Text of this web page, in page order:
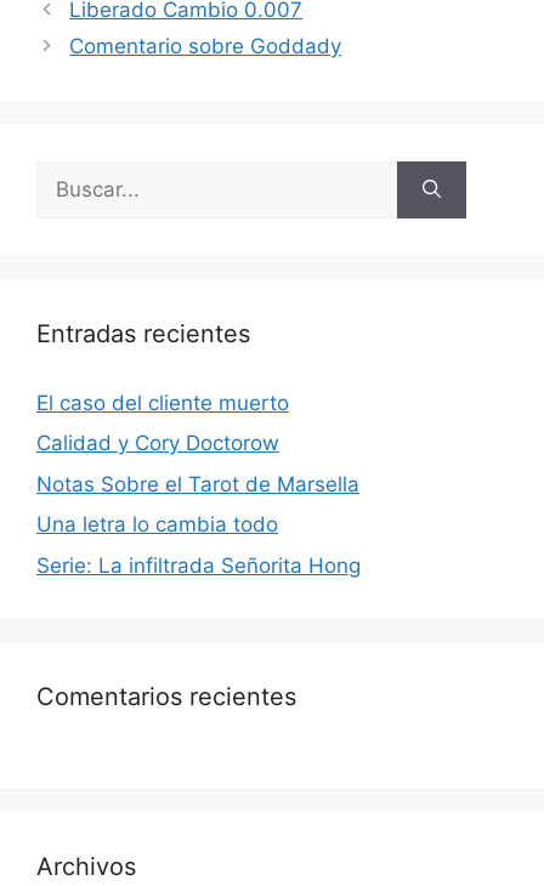
Liberado Cambio 0.007
Comentario sobre Goddady
Entradas recientes
El caso del cliente muerto
Calidad y Cory Doctorow
Notas Sobre el Tarot de Marsella
Una letra lo cambia todo
Serie: La infiltrada Señorita Hong
Comentarios recientes
Archivos